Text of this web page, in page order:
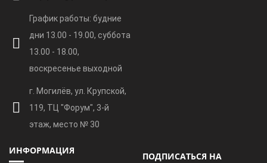
График работы: будние
дни 13.00 - 19.00, суббота
13.00 - 18.00,
воскресенье выходной
г. Могилёв, ул. Крупской,
119, ТЦ "Форум", 3-й
этаж, место № 30
ИНФОРМАЦИЯ
ПОДПИСАТЬСЯ НА